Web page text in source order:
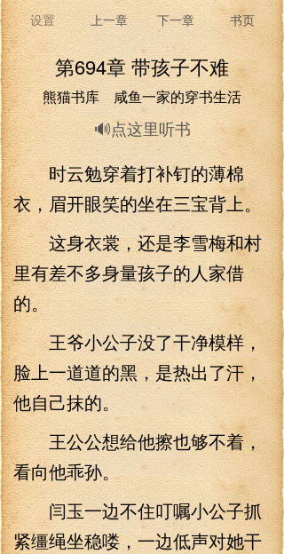
设置 上一章 下一章 书页
第694章 带孩子不难
熊猫书库 咸鱼一家的穿书生活
🔊点这里听书
时云勉穿着打补钉的薄棉
衣，眉开眼笑的坐在三宝背上。
这身衣裳，还是李雪梅和村
里有差不多身量孩子的人家借
的。
王爷小公子没了干净模样，
脸上一道道的黑，是热出了汗，
他自己抹的。
王公公想给他擦也够不着，
看向他乖孙。
闫玉一边不住叮嘱小公子抓
紧缰绳坐稳喽，一边低声对她干